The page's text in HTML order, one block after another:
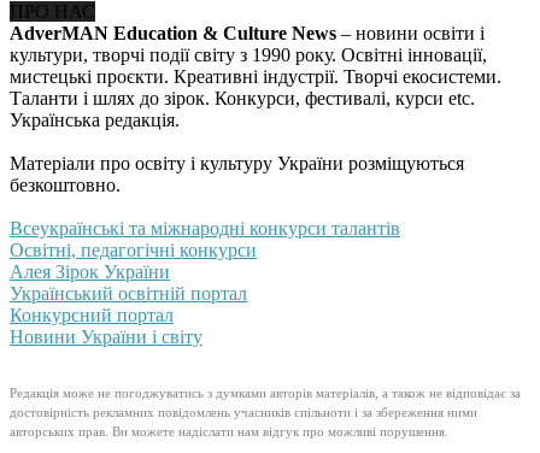
ПРО НАС
AdverMAN Education & Culture News – новини освіти і
культури, творчі події світу з 1990 року. Освітні інновації,
мистецькі проєкти. Креативні індустрії. Творчі екосистеми.
Таланти і шлях до зірок. Конкурси, фестивалі, курси etc.
Українська редакція.
Матеріали про освіту і культуру України розміщуються
безкоштовно.
Всеукраїнські та міжнародні конкурси талантів
Освітні, педагогічні конкурси
Алея Зірок України
Український освітній портал
Конкурсний портал
Новини України і світу
Редакція може не погоджуватись з думками авторів матеріалів, а також не відповідає за
достовірність рекламних повідомлень учасників спільноти і за збереження ними
авторських прав. Ви можете надіслати нам відгук про можливі порушення.